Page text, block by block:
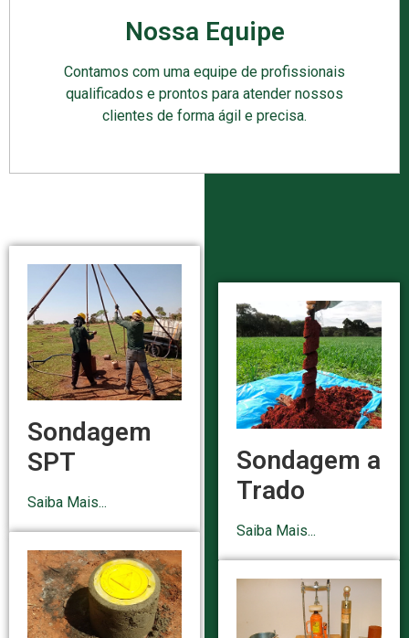
Nossa Equipe
Contamos com uma equipe de profissionais
qualificados e prontos para atender nossos
clientes de forma ágil e precisa.
Sondagem
SPT
Saiba Mais...
Sondagem a
Trado
Saiba Mais...